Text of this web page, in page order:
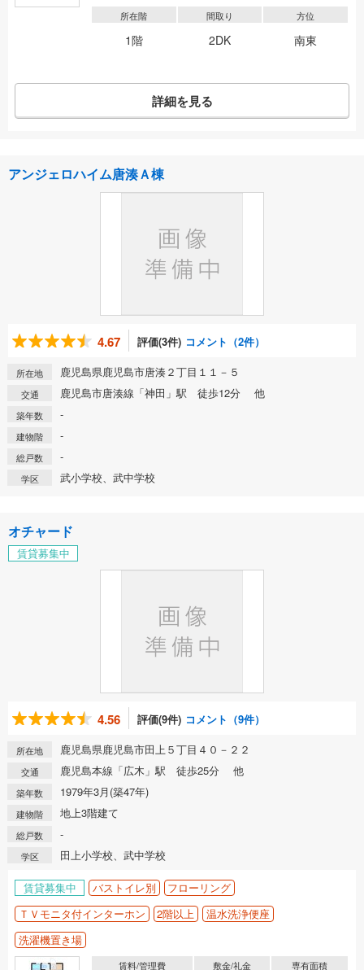
所在階
1階
間取り
2DK
方位
南東
詳細を見る
アンジェロハイム唐湊Ａ棟
4.67 評価(3件) コメント（2件）
所在地 鹿児島県鹿児島市唐湊２丁目１１－５
交通 鹿児島市唐湊線「神田」駅 徒歩12分 他
築年数 -
建物階 -
総戸数 -
学区 武小学校、武中学校
オチャード
賃貸募集中
4.56 評価(9件) コメント（9件）
所在地 鹿児島県鹿児島市田上５丁目４０－２２
交通 鹿児島本線「広木」駅 徒歩25分 他
築年数 1979年3月(築47年)
建物階 地上3階建て
総戸数 -
学区 田上小学校、武中学校
賃貸募集中 バストイレ別
フローリング
ＴＶモニタ付インターホン
2階以上
温水洗浄便座
洗濯機置き場
賃料/管理費 敷金/礼金 専有面積